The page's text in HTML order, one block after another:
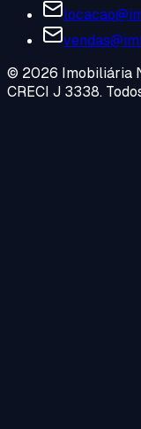
© 2026 Imobiliária
CRECI J 3338.